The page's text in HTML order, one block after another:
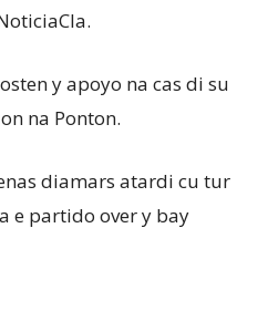
y apoyo na cas di su
na Ponton.
diamars atardi cu tur
e partido over y bay